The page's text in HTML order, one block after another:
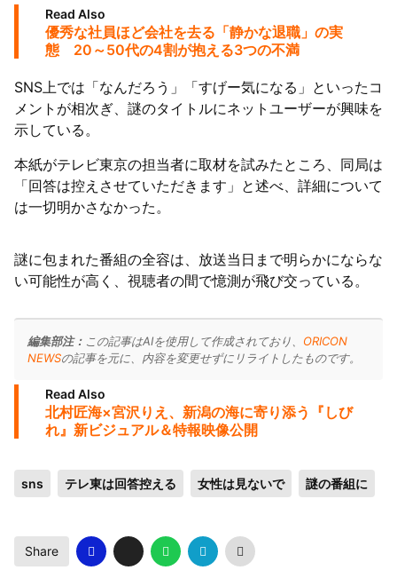
Read Also
優秀な社員ほど会社を去る「静かな退職」の実
態 20～50代の4割が抱える3つの不満
SNS上では「なんだろう」「すげー気になる」といったコ
メントが相次ぎ、謎のタイトルにネットユーザーが興味を
示している。
本紙がテレビ東京の担当者に取材を試みたところ、同局は
「回答は控えさせていただきます」と述べ、詳細について
は一切明かさなかった。
謎に包まれた番組の全容は、放送当日まで明らかにならな
い可能性が高く、視聴者の間で憶測が飛び交っている。
編集部注： この記事はAIを使用して作成されており、 ORICON
NEWSの記事を元に、内容を変更せずにリライトしたものです。
Read Also
北村匠海×宮沢りえ、新潟の海に寄り添う『しび
れ』新ビジュアル＆特報映像公開
sns テレ東は回答控える 女性は見ないで 謎の番組に
Share